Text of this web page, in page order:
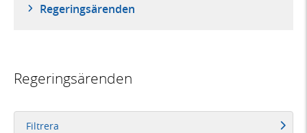
Regeringsärenden
Regeringsärenden
Filtrera